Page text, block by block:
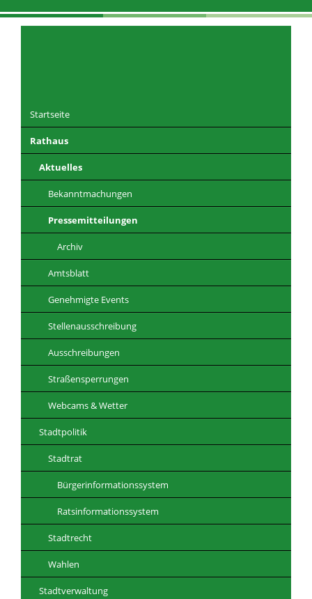
DE EN CZ PL
Startseite
Rathaus
Aktuelles
Bekanntmachungen
Pressemitteilungen
Archiv
Amtsblatt
Genehmigte Events
Stellenausschreibung
Ausschreibungen
Straßensperrungen
Webcams & Wetter
Stadtpolitik
Stadtrat
Bürgerinformationssystem
Ratsinformationssystem
Stadtrecht
Wahlen
Stadtverwaltung